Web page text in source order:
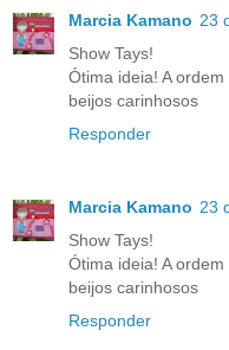
Marcia Kamano 23
Show Tays!
Ótima ideia! A
beijos carinhosos
Responder
Marcia Kamano 23
Show Tays!
Ótima ideia! A
beijos carinhosos
Responder